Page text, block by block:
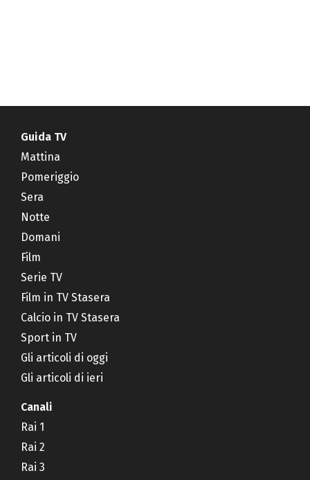
Guida TV
Mattina
Pomeriggio
Sera
Notte
Domani
Film
Serie TV
Film in TV Stasera
Calcio in TV Stasera
Sport in TV
Gli articoli di oggi
Gli articoli di ieri
Canali
Rai 1
Rai 2
Rai 3